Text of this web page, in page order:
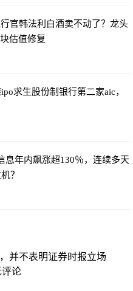
官韩法利 白酒卖不动了？龙头
估值修复
求生股份制银行第二家aic，
息年内飙涨超130％，连续多天
？
并不表明证券时报立场
评论